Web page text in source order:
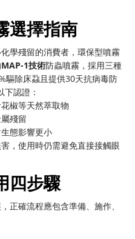
選擇指南
學殘留的消費者，環保型噴霧
MAP-1技術防蟲噴霧，採用三種
驅除床蝨且提供30天抗病毒防
認證：
椒等天然萃取物
殘留
態影響更小
，使用時仍需避免直接接觸眼
四步驟
正確流程應包含準備、施作、